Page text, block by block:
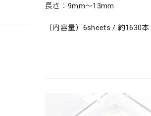
長さ：9mm〜13mm
（内容量）6sheets / 約1630本